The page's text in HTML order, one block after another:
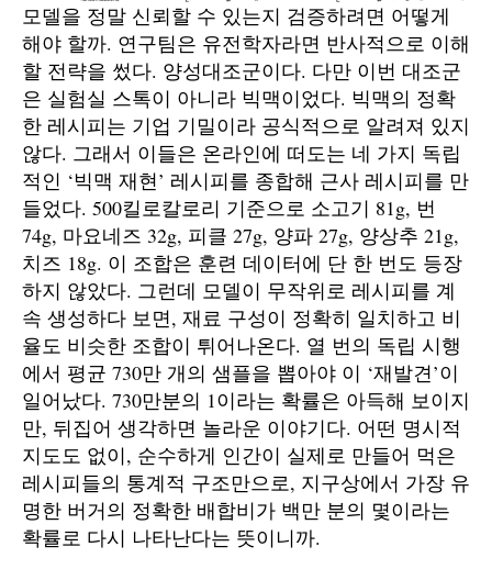
모델을 정말 신뢰할 수 있는지 검증하려면 어떻게
해야 할까. 연구팀은 유전학자라면 반사적으로 이해
할 전략을 썼다. 양성대조군이다. 다만 이번 대조군
은 실험실 스톡이 아니라 빅맥이었다. 빅맥의 정확
한 레시피는 기업 기밀이라 공식적으로 알려져 있지
않다. 그래서 이들은 온라인에 떠도는 네 가지 독립
적인 ‘빅맥 재현’ 레시피를 종합해 근사 레시피를 만
들었다. 500킬로칼로리 기준으로 소고기 81g, 번
74g, 마요네즈 32g, 피클 27g, 양파 27g, 양상추 21g,
치즈 18g. 이 조합은 훈련 데이터에 단 한 번도 등장
하지 않았다. 그런데 모델이 무작위로 레시피를 계
속 생성하다 보면, 재료 구성이 정확히 일치하고 비
율도 비슷한 조합이 튀어나온다. 열 번의 독립 시행
에서 평균 730만 개의 샘플을 뽑아야 이 ‘재발견’이
일어났다. 730만분의 1이라는 확률은 아득해 보이지
만, 뒤집어 생각하면 놀라운 이야기다. 어떤 명시적
지도도 없이, 순수하게 인간이 실제로 만들어 먹은
레시피들의 통계적 구조만으로, 지구상에서 가장 유
명한 버거의 정확한 배합비가 백만 분의 몇이라는
확률로 다시 나타난다는 뜻이니까.